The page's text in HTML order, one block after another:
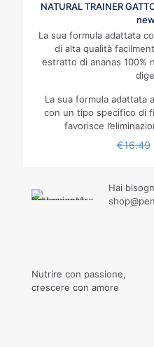
NATURAL TRAINER
La sua formula adattata
di alta qualità
estratto di ananas 100%
La sua formula adattata
con un tipo specifico di
favorisce
€16.49
Hai
Nutrire con passione,
crescere con amore